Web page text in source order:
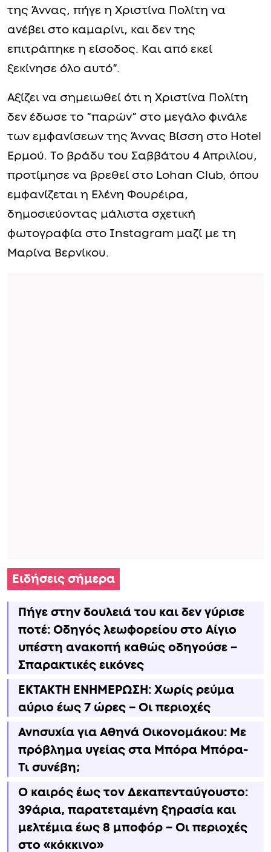
της Άννας, πήγε η Χριστίνα Πολίτη να
ανέβει στο καμαρίνι, και δεν της
επιτράπηκε η είσοδος. Και από εκεί
ξεκίνησε όλο αυτό”.
Αξίζει να σημειωθεί ότι η Χριστίνα Πολίτη
δεν έδωσε το “παρών” στο μεγάλο φινάλε
των εμφανίσεων της Άννας Βίσση στο Hotel
Ερμού. Το βράδυ του Σαββάτου 4 Απριλίου,
προτίμησε να βρεθεί στο Lohan Club, όπου
εμφανίζεται η Ελένη Φουρέιρα,
δημοσιεύοντας μάλιστα σχετική
φωτογραφία στο Instagram μαζί με τη
Μαρίνα Βερνίκου.
Ειδήσεις σήμερα
Πήγε στην δουλειά του και δεν γύρισε
ποτέ: Οδηγός λεωφορείου στο Αίγιο
υπέστη ανακοπή καθώς οδηγούσε –
Σπαρακτικές εικόνες
ΕΚΤΑΚΤΗ ΕΝΗΜΕΡΩΣΗ: Χωρίς ρεύμα
αύριο έως 7 ώρες – Οι περιοχές
Ανnσυxία για Αθηνά Οικονομάκου: Με
πρόβλημα υγείας στα Μπόρα Μπόρα-
Τι συνέβη;
Ο καιρός έως τον Δεκαπενταύγουστο:
39άρια, παρατεταμένη ξηρασία και
μελτέμια έως 8 μποφόρ – Οι περιοχές
στο «κόκκινο»